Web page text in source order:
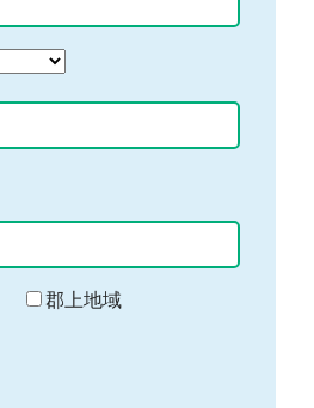
郡上地域